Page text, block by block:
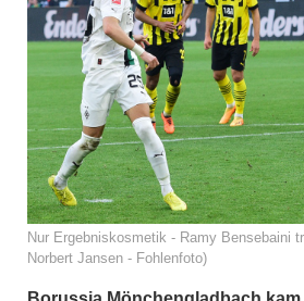
Nur Ergebniskosmetik - Ramy Bensebaini
Norbert Jansen - Fohlenfoto)